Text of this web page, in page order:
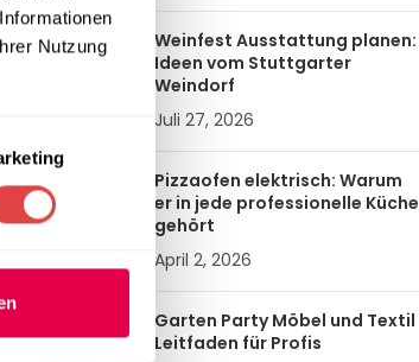
Nutzung
Weinfest Ausstattung planen:
Ideen vom Stuttgarter
Weindorf
Juli 27, 2026
Pizzaofen elektrisch: Warum
er in jede professionelle Küche
gehört
April 2, 2026
Garten Party Möbel und Textil
Leitfaden für Profis